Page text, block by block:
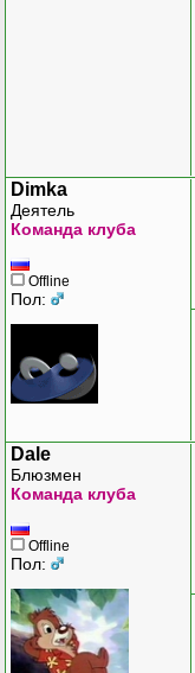
Dimka
Деятель
Команда клуба
Offline
Пол:
Dale
Блюзмен
Команда клуба
Offline
Пол: